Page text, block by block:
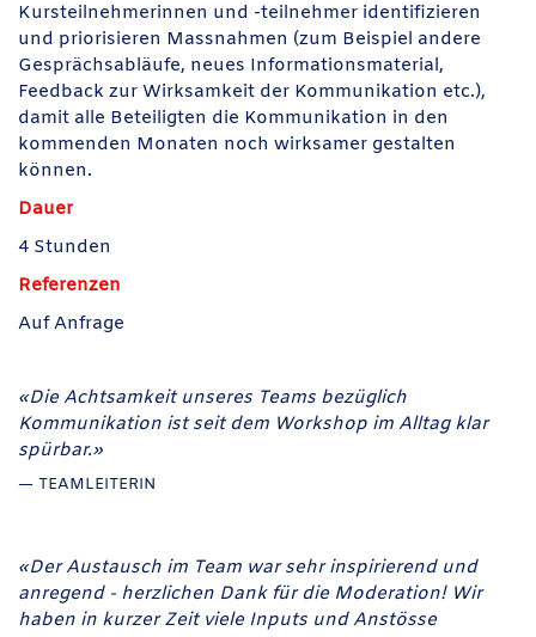
Kursteilnehmerinnen und -teilnehmer identifizieren
und priorisieren Massnahmen (zum Beispiel andere
Gesprächsabläufe, neues Informationsmaterial,
Feedback zur Wirksamkeit der Kommunikation etc.),
damit alle Beteiligten die Kommunikation in den
kommenden Monaten noch wirksamer gestalten
können.
Dauer
4 Stunden
Referenzen
Auf Anfrage
«Die Achtsamkeit unseres Teams bezüglich
Kommunikation ist seit dem Workshop im Alltag klar
spürbar.»
TEAMLEITERIN
«Der Austausch im Team war sehr inspirierend und
anregend - herzlichen Dank für die Moderation! Wir
haben in kurzer Zeit viele Inputs und Anstösse